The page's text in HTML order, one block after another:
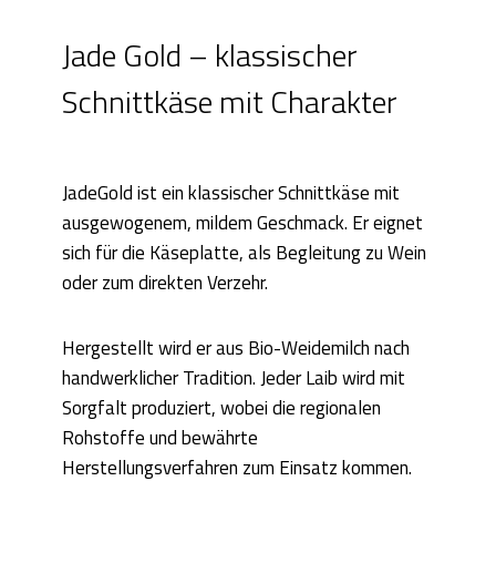
Jade Gold – klassischer
Schnittkäse mit Charakter
JadeGold ist ein klassischer Schnittkäse mit
ausgewogenem, mildem Geschmack. Er eignet
sich für die Käseplatte, als Begleitung zu Wein
oder zum direkten Verzehr.
Hergestellt wird er aus Bio-Weidemilch nach
handwerklicher Tradition. Jeder Laib wird mit
Sorgfalt produziert, wobei die regionalen
Rohstoffe und bewährte
Herstellungsverfahren zum Einsatz kommen.